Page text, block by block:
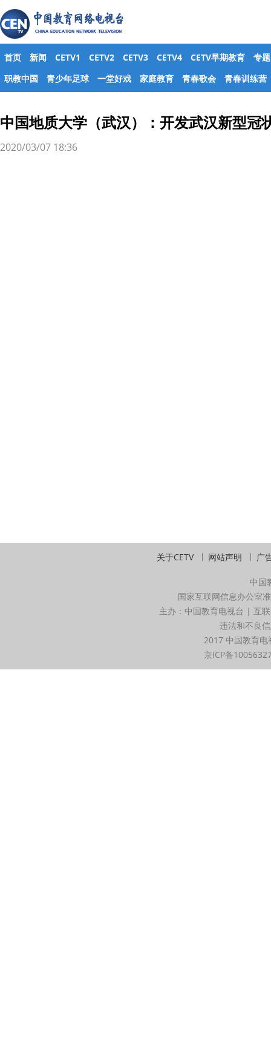
首页 新闻 CETV1 CETV2 CETV3 CETV4 CETV早期教育
专题
职教中国
青少年足球 一堂好戏 家庭教育 青春歌会 青春训练营
中国地质大学（武汉）：开发武汉新型冠
2020/03/07 18:36
关于CETV 网站声明 广
中国
国家互联网信息办公室
主办：中国教育电视台 | 互
违法和不良
2017 中国教育
京ICP备